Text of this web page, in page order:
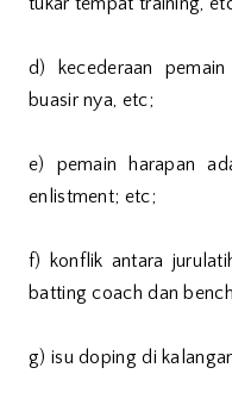
d) kecederaan
buasir nya, etc;
e) pemain harapan
enlistment; etc;
f) konflik antara
batting coach dan
g) isu doping di